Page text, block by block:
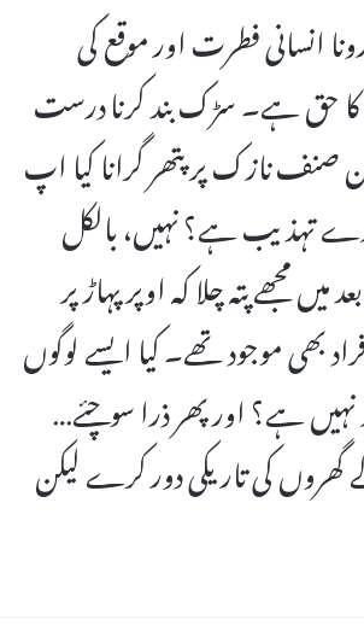
فطرت اور موقع کی
حق ہے۔ سڑک بند کرنا درست
صنف نازک پر پتھر گرانا کیا اپ
تہذیب ہے؟ نہیں، بالکل
مجھے پتہ چلا کہ اوپر پہاڑ پر
بھی موجود تھے۔ کیا ایسے لوگوں
نہیں ہے؟ اور پھر ذرا سوچئے…
کی تاریکی دور کرے لیکن